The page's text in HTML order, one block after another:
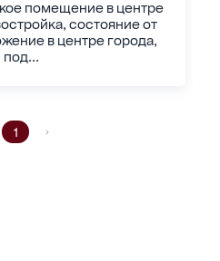
помещение в центре
состояние от
в центре города,
под...
1